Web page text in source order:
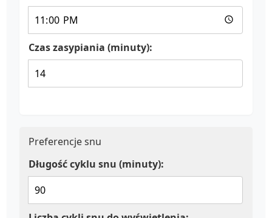
Czas zasypiania (minuty):
Preferencje snu
Długość cyklu snu (minuty):